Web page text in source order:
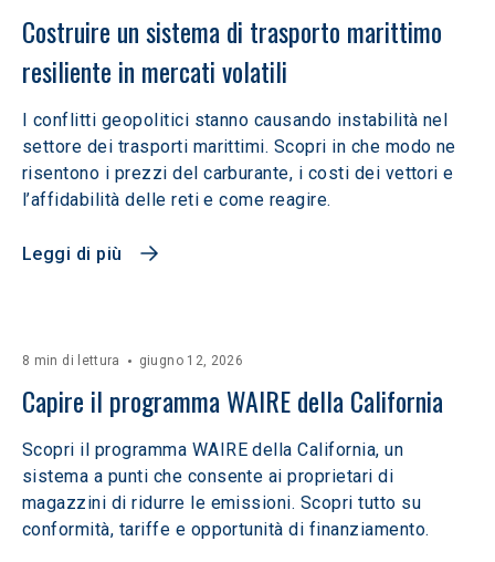
Costruire un sistema di trasporto marittimo
resiliente in mercati volatili
I conflitti geopolitici stanno causando instabilità nel
settore dei trasporti marittimi. Scopri in che modo ne
risentono i prezzi del carburante, i costi dei vettori e
l’affidabilità delle reti e come reagire.
Leggi di più
8 min di lettura giugno 12, 2026
Capire il programma WAIRE della California
Scopri il programma WAIRE della California, un
sistema a punti che consente ai proprietari di
magazzini di ridurre le emissioni. Scopri tutto su
conformità, tariffe e opportunità di finanziamento.